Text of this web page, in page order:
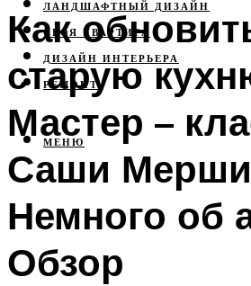
ЛАНДШАФТНЫЙ ДИЗАЙН
СВОЯ КВАРТИРА
ДИЗАЙН ИНТЕРЬЕРА
РЕМОНТ
МЕНЮ
Как
старую
Мастер –
Саши
Немного об
Обзор